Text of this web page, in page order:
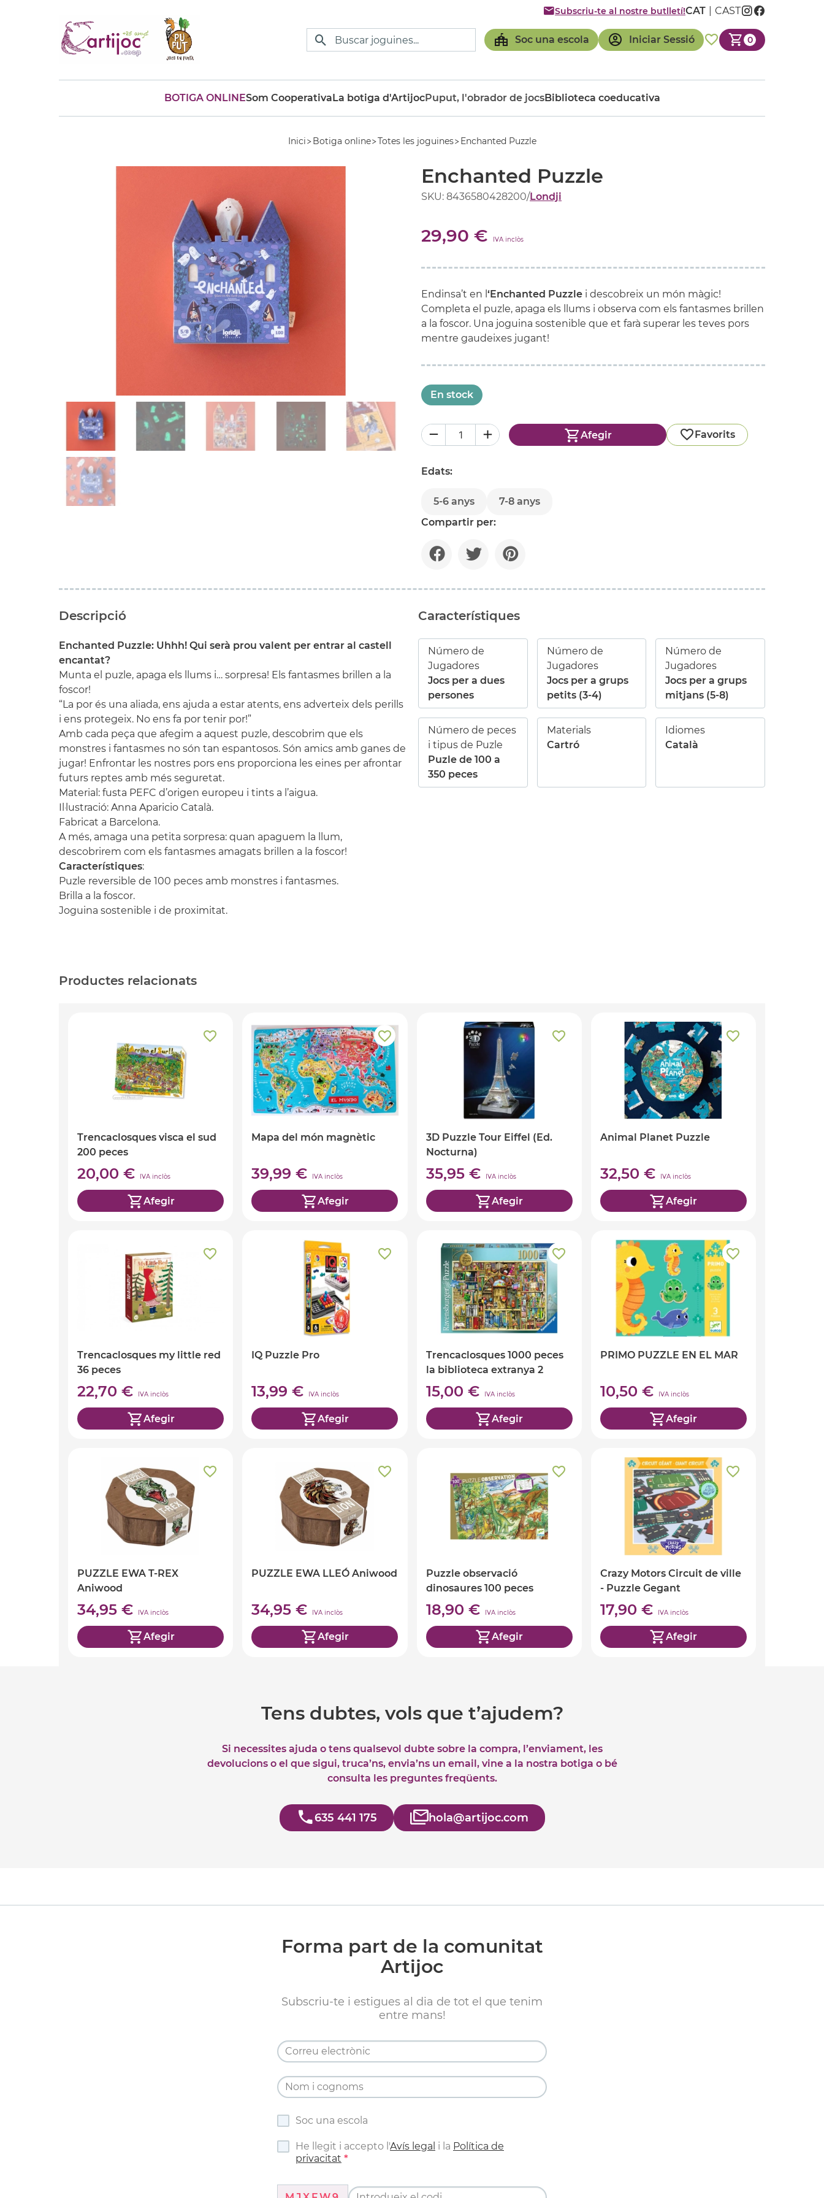
Cuina viatge
Soc una escola Iniciar Sessió 0
Subscriu-te al nostre butlletí!CAT CAST
BOTIGA ONLINESom CooperativaLa botiga d'ArtijocPuput, l'obrador de jocsBiblioteca coeducativa
Inici Botiga online Totes les joguines Enchanted Puzzle
Enchanted Puzzle
SKU: 8436580428200/Londji
29,90 € IVA inclòs
Endinsa’t en l ‘Enchanted Puzzle i descobreix un món màgic!
Completa el puzle, apaga els llums i observa com els fantasmes brillen
a la foscor. Una joguina sostenible que et farà superar les teves pors
mentre gaudeixes jugant!
En stock
Afegir Favorits
Edats:
5-6 anys
7-8 anys
Compartir per:
Descripció
Enchanted Puzzle: Uhhh! Qui serà prou valent per entrar al castell
encantat?
Munta el puzle, apaga els llums i… sorpresa! Els fantasmes brillen a la
foscor!
“La por és una aliada, ens ajuda a estar atents, ens adverteix dels perills
i ens protegeix. No ens fa por tenir por!”
Amb cada peça que afegim a aquest puzle, descobrim que els
monstres i fantasmes no són tan espantosos. Són amics amb ganes de
jugar! Enfrontar les nostres pors ens proporciona les eines per afrontar
futurs reptes amb més seguretat.
Material: fusta PEFC d’origen europeu i tints a l’aigua.
Il·lustració: Anna Aparicio Català.
Fabricat a Barcelona.
A més, amaga una petita sorpresa: quan apaguem la llum,
descobrirem com els fantasmes amagats brillen a la foscor!
Característiques:
Puzle reversible de 100 peces amb monstres i fantasmes.
Brilla a la foscor.
Joguina sostenible i de proximitat.
Característiques
Número de
Jugadores
Jocs per a dues
persones
Número de
Jugadores
Jocs per a grups
petits (3-4)
Número de
Jugadores
Jocs per a grups
mitjans (5-8)
Número de peces
i tipus de Puzle
Puzle de 100 a
350 peces
Materials
Cartró
Idiomes
Català
Productes relacionats
Trencaclosques visca el sud
200 peces
20,00 € IVA inclòs
Afegir
Mapa del món magnètic
39,99 € IVA inclòs
Afegir
3D Puzzle Tour Eiffel (Ed.
Nocturna)
35,95 € IVA inclòs
Afegir
Animal Planet Puzzle
32,50 € IVA inclòs
Afegir
Trencaclosques my little red
36 peces
22,70 € IVA inclòs
Afegir
IQ Puzzle Pro
13,99 € IVA inclòs
Afegir
Trencaclosques 1000 peces
la biblioteca extranya 2
15,00 € IVA inclòs
Afegir
PRIMO PUZZLE EN EL MAR
10,50 € IVA inclòs
Afegir
PUZZLE EWA T-REX
Aniwood
34,95 € IVA inclòs
Afegir
PUZZLE EWA LLEÓ Aniwood
34,95 € IVA inclòs
Afegir
Puzzle observació
dinosaures 100 peces
18,90 € IVA inclòs
Afegir
Crazy Motors Circuit de ville
- Puzzle Gegant
17,90 € IVA inclòs
Afegir
Tens dubtes, vols que t’ajudem?
Si necessites ajuda o tens qualsevol dubte sobre la compra, l’enviament, les
devolucions o el que sigui, truca’ns, envia’ns un email, vine a la nostra botiga o bé
consulta les preguntes freqüents.
635 441 175 hola@artijoc.com
Forma part de la comunitat
Artijoc
Subscriu-te i estigues al dia de tot el que tenim
entre mans!
Soc una escola
He llegit i accepto l'Avís legal i la Política de
privacitat